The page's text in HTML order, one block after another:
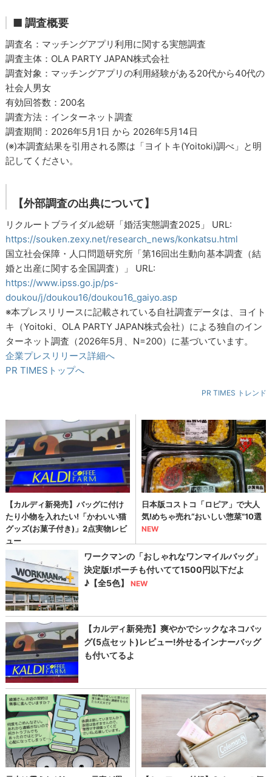
■ 調査概要
調査名：マッチングアプリ利用に関する実態調査
調査主体：OLA PARTY JAPAN株式会社
調査対象：マッチングアプリの利用経験がある20代から40代の
社会人男女
有効回答数：200名
調査方法：インターネット調査
調査期間：2026年5月1日 から 2026年5月14日
(※)本調査結果を引用される際は「ヨイトキ(Yoitoki)調べ」と明
記してください。
【外部調査の出典について】
リクルートブライダル総研「婚活実態調査2025」 URL:
https://souken.zexy.net/research_news/konkatsu.html
国立社会保障・人口問題研究所「第16回出生動向基本調査（結
婚と出産に関する全国調査）」 URL:
https://www.ipss.go.jp/ps-
doukou/j/doukou16/doukou16_gaiyo.asp
※本プレスリリースに記載されている自社調査データは、ヨイト
キ（Yoitoki、OLA PARTY JAPAN株式会社）による独自のイン
ターネット調査（2026年5月、N=200）に基づいています。
企業プレスリリース詳細へ
PR TIMESトップへ
PR TIMES トレンド